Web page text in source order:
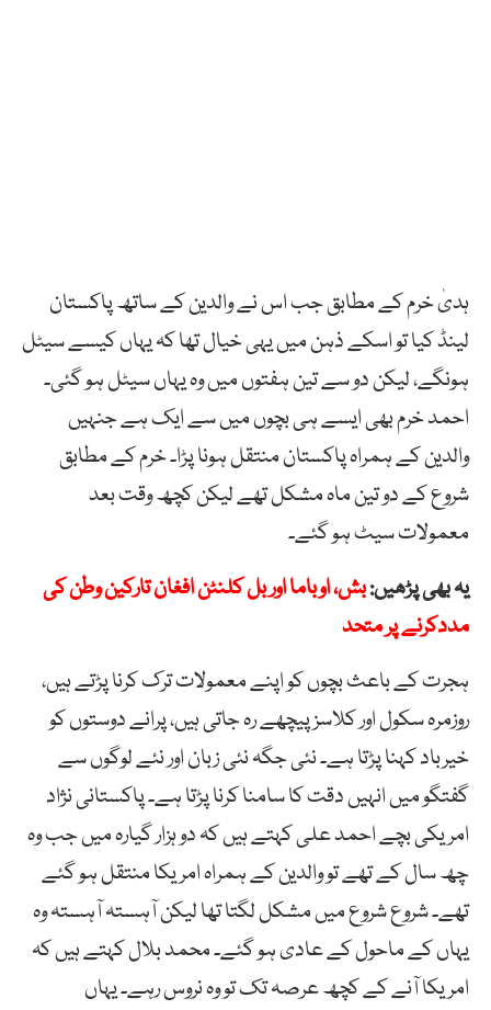
ہدیٰ خرم کے مطابق جب اس نے والدین کے ساتھ پاکستان
لینڈ کیا تو اسکے ذہن میں یہی خیال تھا کہ یہاں کیسے سیٹل
ہونگے، لیکن دو سے تین ہفتوں میں وہ یہاں سیٹل ہو گئی۔
احمد خرم بھی ایسے ہی بچوں میں سے ایک ہے جنہیں
والدین کے ہمراہ پاکستان منتقل ہونا پڑا۔ خرم کے مطابق
شروع کے دو تین ماہ مشکل تھے لیکن کچھ وقت بعد
معمولات سیٹ ہو گئے۔
یہ بھی پڑھیں:بش، اوباما اور بل کلنٹن افغان تارکین وطن کی
مددکرنے پر متحد
ہجرت کے باعث بچوں کو اپنے معمولات ترک کرنا پڑتے ہیں،
روزمرہ سکول اور کلاسز پیچھے رہ جاتی ہیں، پرانے دوستوں کو
خیرباد کہنا پڑتا ہے۔ نئی جگہ نئی زبان اور نئے لوگوں سے
گفتگو میں انہیں دقت کا سامنا کرنا پڑتا ہے۔ پاکستانی نژاد
امریکی بچے احمد علی کہتے ہیں کہ دو ہزار گیارہ میں جب وہ
چھ سال کے تھے تو والدین کے ہمراہ امریکا منتقل ہو گئے
تھے۔ شروع شروع میں مشکل لگتا تھا لیکن آہستہ آہستہ وہ
یہاں کے ماحول کے عادی ہو گئے۔ محمد بلال کہتے ہیں کہ
امریکا آنے کے کچھ عرصہ تک تو وہ نروس رہے۔ یہاں